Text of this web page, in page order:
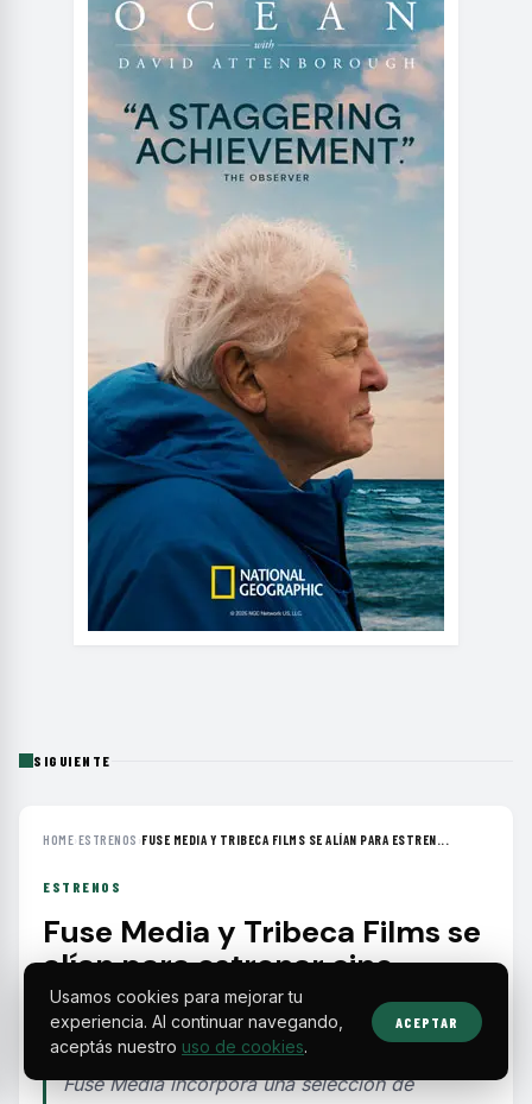
SIGUIENTE
HOME›ESTRENOS ›FUSE MEDIA Y TRIBECA FILMS SE ALÍAN PARA ESTREN...
ESTRENOS
Fuse Media y Tribeca Films se
alían para estrenar cine
independiente en
plataformas digitales
Fuse Media incorpora una selección de
Usamos cookies para mejorar tu
experiencia. Al continuar navegando,
aceptás nuestro uso de cookies.
ACEPTAR